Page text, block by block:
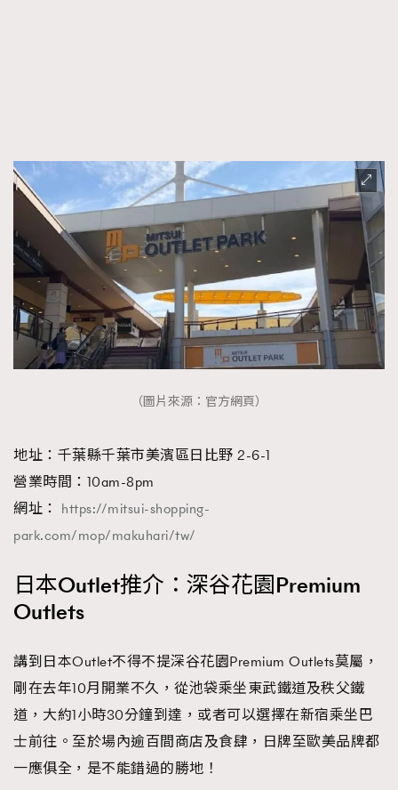
（圖片來源：官方網頁）
地址：千葉縣千葉市美濱區日比野 2-6-1
營業時間：10am-8pm
網址： https://mitsui-shopping-
park.com/mop/makuhari/tw/
日本Outlet推介：深谷花園Premium
Outlets
講到日本Outlet不得不提深谷花園Premium Outlets莫屬，
剛在去年10月開業不久，從池袋乘坐東武鐵道及秩父鐵
道，大約1小時30分鐘到達，或者可以選擇在新宿乘坐巴
士前往。至於場內逾百間商店及食肆，日牌至歐美品牌都
一應俱全，是不能錯過的勝地！